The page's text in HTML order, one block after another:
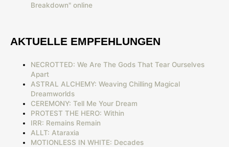
Breakdown" online
AKTUELLE EMPFEHLUNGEN
NECROTTED: We Are The Gods That Tear Ourselves
Apart
ASTRAL ALCHEMY: Weaving Chilling Magical
Dreamworlds
CEREMONY: Tell Me Your Dream
PROTEST THE HERO: Within
IRR: Remains Remain
ALLT: Ataraxia
MOTIONLESS IN WHITE: Decades